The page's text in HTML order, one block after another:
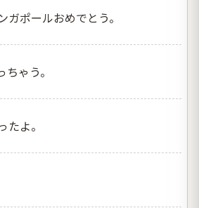
ガポールおめでとう。
ゃう。
よ。